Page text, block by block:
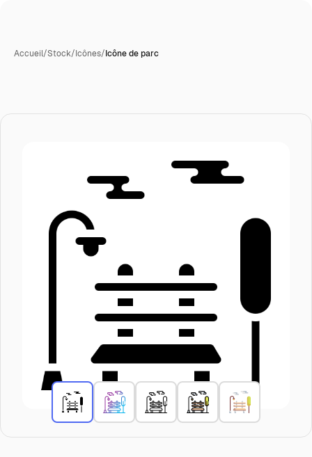
Accueil/Stock/Icônes/Icône de parc